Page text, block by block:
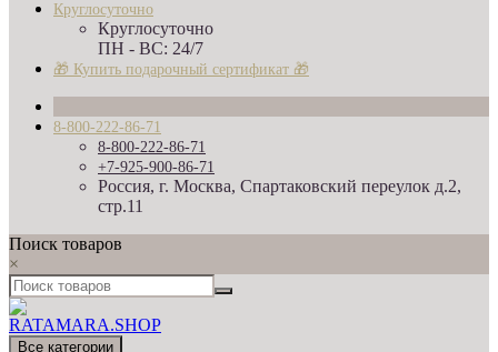
Круглосуточно
Круглосуточно
ПН - ВС: 24/7
🎁 Купить подарочный сертификат 🎁
8-800-222-86-71
8-800-222-86-71
+7-925-900-86-71
Россия, г. Москва, Спартаковский переулок д.2,
стр.11
Поиск товаров
×
Все категории